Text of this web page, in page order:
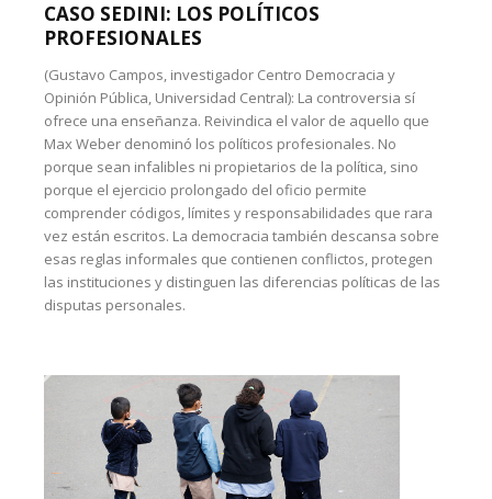
CASO SEDINI: LOS POLÍTICOS
PROFESIONALES
(Gustavo Campos, investigador Centro Democracia y
Opinión Pública, Universidad Central): La controversia sí
ofrece una enseñanza. Reivindica el valor de aquello que
Max Weber denominó los políticos profesionales. No
porque sean infalibles ni propietarios de la política, sino
porque el ejercicio prolongado del oficio permite
comprender códigos, límites y responsabilidades que rara
vez están escritos. La democracia también descansa sobre
esas reglas informales que contienen conflictos, protegen
las instituciones y distinguen las diferencias políticas de las
disputas personales.